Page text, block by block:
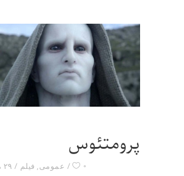
پرومتئوس
۲۹ مرداد ۱۴۰۲ عمومی, فیلم ۰